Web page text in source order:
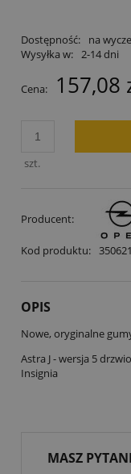
Dostępność:
na
Wysyłka w: 2-14 dni
Cena: 157,08
szt.
Producent:
Kod produktu:
OPIS
Nowe, oryginalne
Astra J - wersja 5
Insignia
MASZ